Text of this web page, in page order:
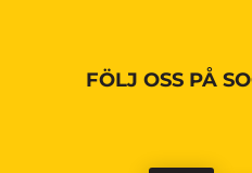
FÖLJ OSS PÅ